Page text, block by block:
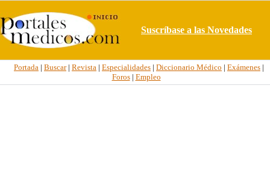
Suscríbase a las Novedades
Portada | Buscar| Revista | Especialidades | Diccionario Médico | Exámenes |
Foros| Empleo